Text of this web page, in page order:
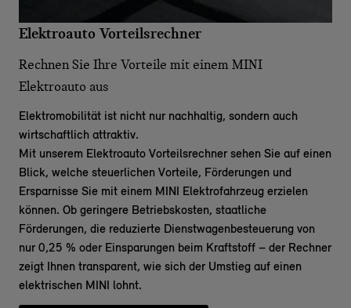
Elektroauto Vorteilsrechner
Rechnen Sie Ihre Vorteile mit einem MINI
Elektroauto aus
Elektromobilität ist nicht nur nachhaltig, sondern auch
wirtschaftlich attraktiv.
Mit unserem Elektroauto Vorteilsrechner sehen Sie auf einen
Blick, welche steuerlichen Vorteile, Förderungen und
Ersparnisse Sie mit einem MINI Elektrofahrzeug erzielen
können. Ob geringere Betriebskosten, staatliche
Förderungen, die reduzierte Dienstwagenbesteuerung von
nur 0,25 % oder Einsparungen beim Kraftstoff – der Rechner
zeigt Ihnen transparent, wie sich der Umstieg auf einen
elektrischen MINI lohnt.